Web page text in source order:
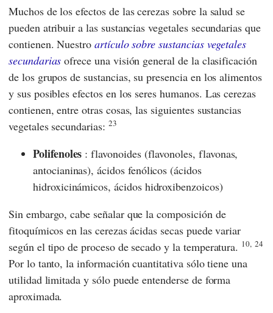
Muchos de los efectos de las cerezas sobre la salud se
pueden atribuir a las sustancias vegetales secundarias que
contienen. Nuestro artículo sobre sustancias vegetales
secundarias ofrece una visión general de la clasificación
de los grupos de sustancias, su presencia en los alimentos
y sus posibles efectos en los seres humanos. Las cerezas
contienen, entre otras cosas, las siguientes sustancias
vegetales secundarias: 23
Polifenoles : flavonoides (flavonoles, flavonas,
antocianinas), ácidos fenólicos (ácidos
hidroxicinámicos, ácidos hidroxibenzoicos)
Sin embargo, cabe señalar que la composición de
fitoquímicos en las cerezas ácidas secas puede variar
según el tipo de proceso de secado y la temperatura. 10, 24
Por lo tanto, la información cuantitativa sólo tiene una
utilidad limitada y sólo puede entenderse de forma
aproximada.